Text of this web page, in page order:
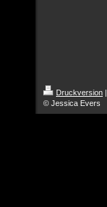
Druckversion |
© Jessica Evers